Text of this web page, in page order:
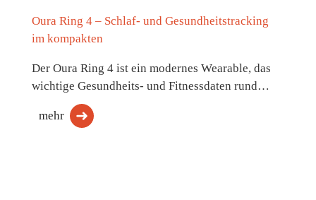
Oura Ring 4 – Schlaf- und Gesundheitstracking
im kompakten
Der Oura Ring 4 ist ein modernes Wearable, das
wichtige Gesundheits- und Fitnessdaten rund…
mehr